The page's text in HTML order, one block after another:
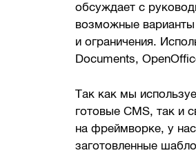
обсуждает с
возможные варианты
и ограничения.
Documents,
Так как мы
готовые CMS, так и
на фреймворке, у
заготовленные